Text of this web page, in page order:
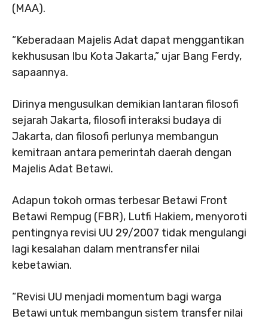
(MAA).
“Keberadaan Majelis Adat dapat menggantikan
kekhususan Ibu Kota Jakarta,” ujar Bang Ferdy,
sapaannya.
Dirinya mengusulkan demikian lantaran filosofi
sejarah Jakarta, filosofi interaksi budaya di
Jakarta, dan filosofi perlunya membangun
kemitraan antara pemerintah daerah dengan
Majelis Adat Betawi.
Adapun tokoh ormas terbesar Betawi Front
Betawi Rempug (FBR), Lutfi Hakiem, menyoroti
pentingnya revisi UU 29/2007 tidak mengulangi
lagi kesalahan dalam mentransfer nilai
kebetawian.
“Revisi UU menjadi momentum bagi warga
Betawi untuk membangun sistem transfer nilai